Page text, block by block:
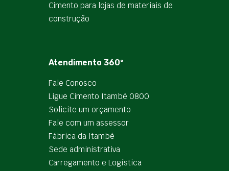
Cimento para lojas de materiais de
construção
Atendimento 360º
Fale Conosco
Ligue Cimento Itambé 0800
Solicite um orçamento
Fale com um assessor
Fábrica da Itambé
Sede administrativa
Carregamento e Logística